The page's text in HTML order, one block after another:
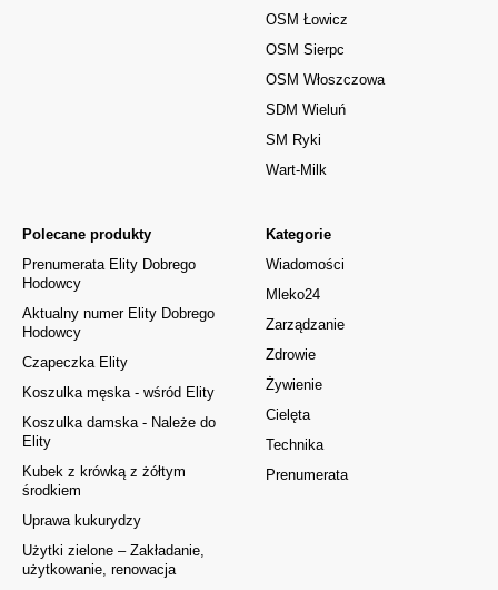
Kategorie
Wiadomości
Mleko24
Zarządzanie
Zdrowie
Żywienie
Cielęta
Technika
Prenumerata
Polecane produkty
Prenumerata Elity Dobrego
Hodowcy
Aktualny numer Elity Dobrego
Hodowcy
Czapeczka Elity
Koszulka męska - wśród Elity
Koszulka damska - Należe do
Elity
Kubek z krówką z żółtym
środkiem
Uprawa kukurydzy
Użytki zielone – Zakładanie,
użytkowanie, renowacja
OSM Łowicz
OSM Sierpc
OSM Włoszczowa
SDM Wieluń
SM Ryki
Wart-Milk